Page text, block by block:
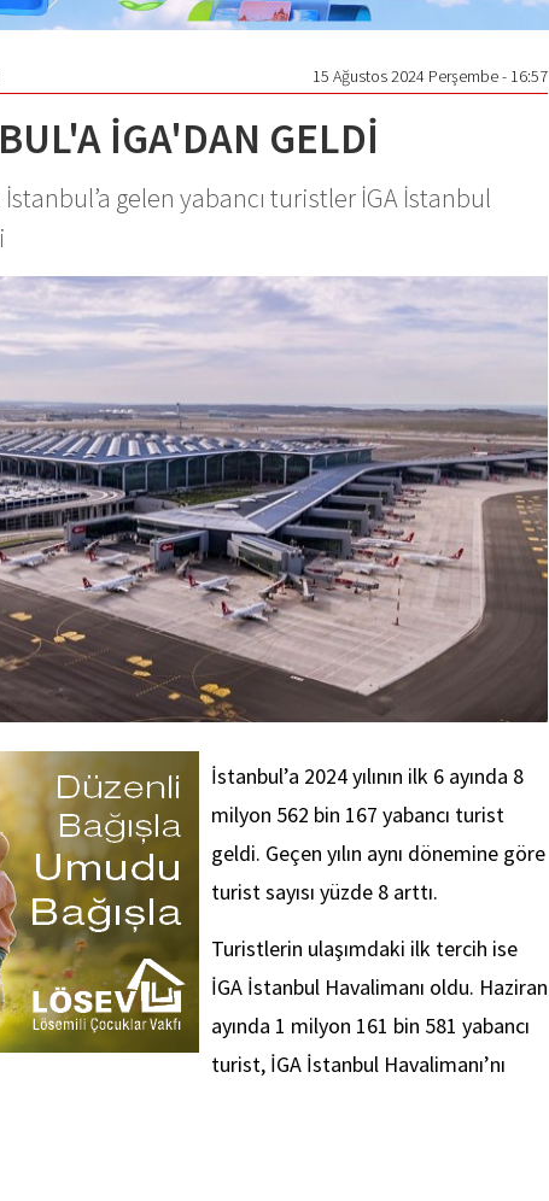
15 Ağustos 2024 Perşembe - 16:57
İGA'DAN GELDİ
İstanbul’a gelen yabancı turistler İGA İstanbul
İstanbul’a 2024 yılının ilk 6 ayında 8
milyon 562 bin 167 yabancı turist
geldi. Geçen yılın aynı dönemine göre
turist sayısı yüzde 8 arttı.
Turistlerin ulaşımdaki ilk tercih ise
İGA İstanbul Havalimanı oldu. Haziran
ayında 1 milyon 161 bin 581 yabancı
turist, İGA İstanbul Havalimanı’nı